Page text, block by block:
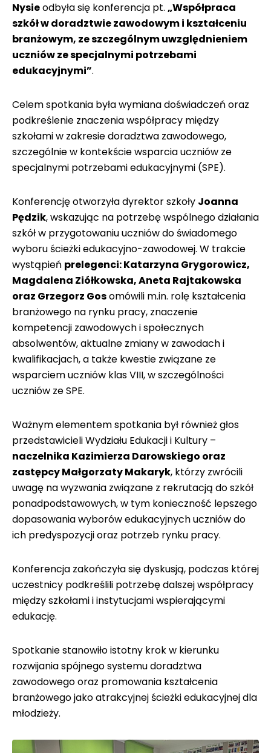
Nysieodbyła się konferencja pt. „Współpraca
szkół w doradztwie zawodowym i kształceniu
branżowym, ze szczególnym uwzględnieniem
uczniów ze specjalnymi potrzebami
edukacyjnymi”.
Celem spotkania była wymiana doświadczeń oraz
podkreślenie znaczenia współpracy między
szkołami w zakresie doradztwa zawodowego,
szczególnie w kontekście wsparcia uczniów ze
specjalnymi potrzebami edukacyjnymi (SPE).
Konferencję otworzyła dyrektor szkoły Joanna
Pędzik, wskazując na potrzebę wspólnego działania
szkół w przygotowaniu uczniów do świadomego
wyboru ścieżki edukacyjno-zawodowej. W trakcie
wystąpień prelegenci: Katarzyna Grygorowicz,
Magdalena Ziółkowska, Aneta Rajtakowska
oraz Grzegorz Gosomówili m.in. rolę kształcenia
branżowego na rynku pracy, znaczenie
kompetencji zawodowych i społecznych
absolwentów, aktualne zmiany w zawodach i
kwalifikacjach, a także kwestie związane ze
wsparciem uczniów klas VIII, w szczególności
uczniów ze SPE.
Ważnym elementem spotkania był również głos
przedstawicieli Wydziału Edukacji i Kultury –
naczelnika Kazimierza Darowskiego oraz
zastępcy Małgorzaty Makaryk, którzy zwrócili
uwagę na wyzwania związane z rekrutacją do szkół
ponadpodstawowych, w tym konieczność lepszego
dopasowania wyborów edukacyjnych uczniów do
ich predyspozycji oraz potrzeb rynku pracy.
Konferencja zakończyła się dyskusją, podczas której
uczestnicy podkreślili potrzebę dalszej współpracy
między szkołami i instytucjami wspierającymi
edukację.
Spotkanie stanowiło istotny krok w kierunku
rozwijania spójnego systemu doradztwa
zawodowego oraz promowania kształcenia
branżowego jako atrakcyjnej ścieżki edukacyjnej dla
młodzieży.